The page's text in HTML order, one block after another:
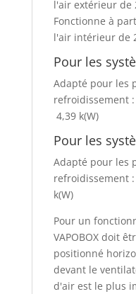
l'air extérieur de
Fonctionne à
l'air intérieur de
Pour les
Adapté pour les
refroidissement :
4,39 k(W)
Pour les
Adapté pour les
refroidissement :
k(W)
Pour un
VAPOBOX doit
positionné
devant le
d'air est le plus